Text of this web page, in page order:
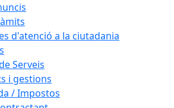
d'atenció a la ciutadania
Serveis
i gestions
/ Impostos